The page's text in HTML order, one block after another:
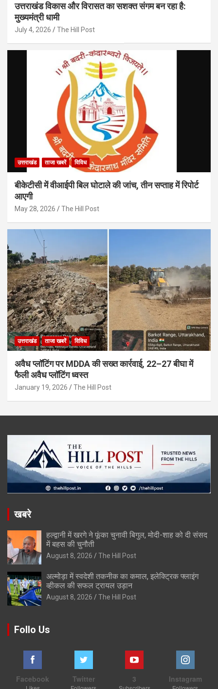
उत्तराखंड विकास और विरासत का सशक्त संगम बन रहा है:
मुख्यमंत्री धामी
July 4, 2026 The Hill Post
उत्तराखंड ताजा खबरें विविध
बीकेटीसी में वीआईपी बिल घोटाले की जांच, तीन सप्ताह में रिपोर्ट
आएगी
May 28, 2026 The Hill Post
उत्तराखंड ताजा खबरें विविध
अवैध प्लॉटिंग पर MDDA की सख्त कार्रवाई, 22–27 बीघा में
फैली अवैध प्लॉटिंग ध्वस्त
January 19, 2026 The Hill Post
खबरे
हल्द्वानी में खरगे ने फूंका चुनावी बिगुल, मोदी-शाह को दी संसद
में बहस की चुनौती
August 8, 2026 The Hill Post
अल्मोड़ा में स्वदेशी तकनीक का कमाल, इलेक्ट्रिक फ्लाइंग
व्हीकल की सफल ट्रायल उड़ान
August 8, 2026 The Hill Post
Follo Us
Facebook Twitter 3 Instagram